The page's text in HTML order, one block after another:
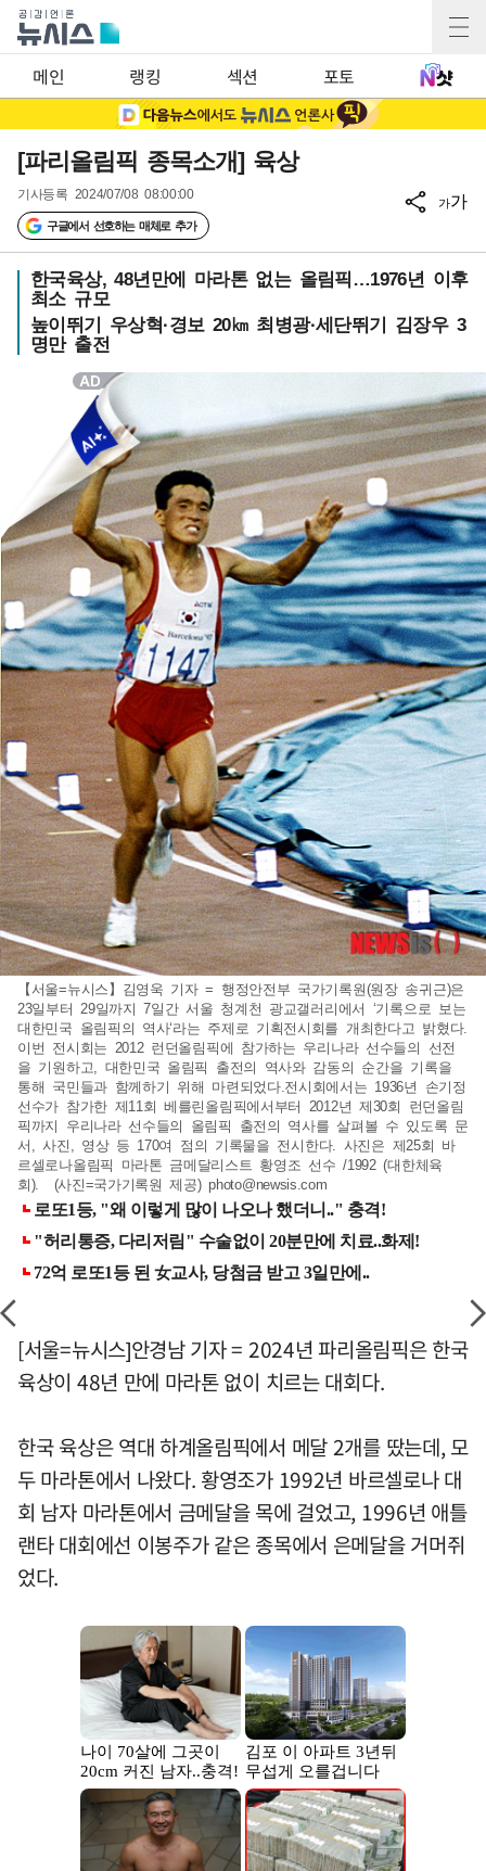
메인 랭킹 섹션 포토
[파리올림픽 종목소개] 육상
기사등록 2024/07/08 08:00:00
구글에서 선호하는 매체로 추가
가가
한국육상, 48년만에 마라톤 없는 올림픽…1976년 이후
최소 규모
높이뛰기 우상혁·경보 20㎞ 최병광·세단뛰기 김장우 3
명만 출전
【서울=뉴시스】김영욱 기자 = 행정안전부 국가기록원(원장 송귀근)은
23일부터 29일까지 7일간 서울 청계천 광교갤러리에서 ‘기록으로 보는
대한민국 올림픽의 역사‘라는 주제로 기획전시회를 개최한다고 밝혔다.
이번 전시회는 2012 런던올림픽에 참가하는 우리나라 선수들의 선전
을 기원하고, 대한민국 올림픽 출전의 역사와 감동의 순간을 기록을
통해 국민들과 함께하기 위해 마련되었다.전시회에서는 1936년 손기정
선수가 참가한 제11회 베를린올림픽에서부터 2012년 제30회 런던올림
픽까지 우리나라 선수들의 올림픽 출전의 역사를 살펴볼 수 있도록 문
서, 사진, 영상 등 170여 점의 기록물을 전시한다. 사진은 제25회 바
르셀로나올림픽 마라톤 금메달리스트 황영조 선수 /1992 (대한체육
회). (사진=국가기록원 제공)photo@newsis.com
[서울=뉴시스]안경남 기자 = 2024년 파리올림픽은 한국
육상이 48년 만에 마라톤 없이 치르는 대회다.
한국 육상은 역대 하계올림픽에서 메달 2개를 땄는데, 모
두 마라톤에서 나왔다. 황영조가 1992년 바르셀로나 대
회 남자 마라톤에서 금메달을 목에 걸었고, 1996년 애틀
랜타 대회에선 이봉주가 같은 종목에서 은메달을 거머쥐
었다.